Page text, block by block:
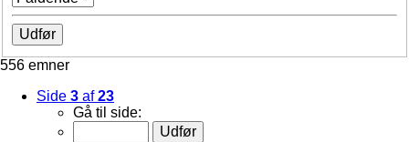
556 emner
Side 3 af23
Gå til side: